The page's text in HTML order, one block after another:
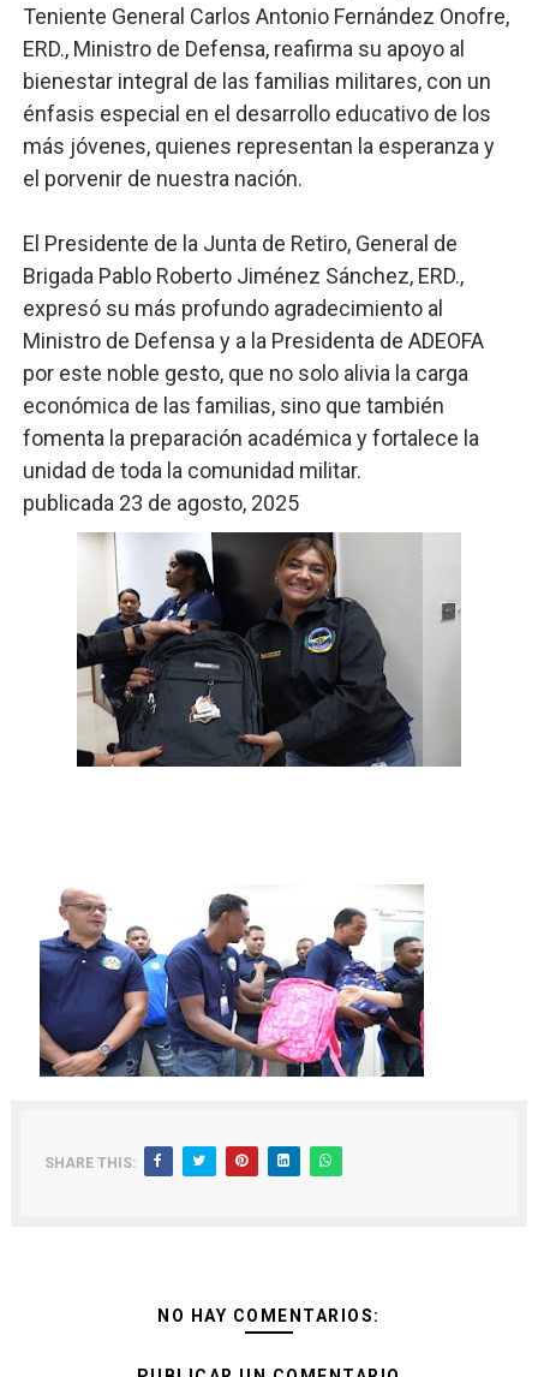
Teniente General Carlos Antonio Fernández Onofre,
ERD., Ministro de Defensa, reafirma su apoyo al
bienestar integral de las familias militares, con un
énfasis especial en el desarrollo educativo de los
más jóvenes, quienes representan la esperanza y
el porvenir de nuestra nación.
El Presidente de la Junta de Retiro, General de
Brigada Pablo Roberto Jiménez Sánchez, ERD.,
expresó su más profundo agradecimiento al
Ministro de Defensa y a la Presidenta de ADEOFA
por este noble gesto, que no solo alivia la carga
económica de las familias, sino que también
fomenta la preparación académica y fortalece la
unidad de toda la comunidad militar.
publicada 23 de agosto, 2025
SHARE THIS:
NO HAY COMENTARIOS: